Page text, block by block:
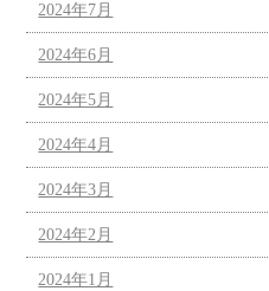
2024年7月
2024年6月
2024年5月
2024年4月
2024年3月
2024年2月
2024年1月